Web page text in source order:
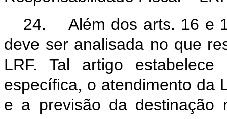
24. Além dos arts. 16 e
deve ser analisada no que
LRF. Tal artigo
específica, o atendimento da
e a previsão da destinação